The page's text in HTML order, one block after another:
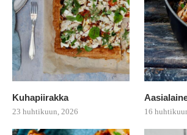
Kuhapiirakka
23 huhtikuun, 2026 16